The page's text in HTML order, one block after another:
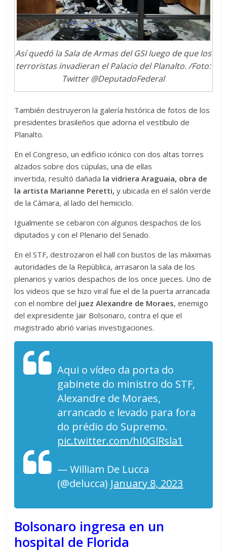
Así quedó la Sala de Armas del GSI luego de que los
terroristas invadieran el Palacio del Planalto. /Foto:
Twitter @DeputadoFederal
También destruyeron la galería histórica de fotos de los
presidentes brasileños que adorna el vestíbulo de
Planalto.
En el Congreso, un edificio icónico con dos altas torres
alzados sobre dos cúpulas, una de ellas
invertida, resultó dañada la vidriera Araguaia, obra de
la artista Marianne Peretti, y ubicada en el salón verde
de la Cámara, al lado del hemiciclo.
Igualmente se cebaron con algunos despachos de los
diputados y con el Plenario del Senado.
En el STF, destrozaron el hall con bustos de las máximas
autoridades de la República, arrasaron la sala de los
plenarios y varios despachos de los once jueces. Uno de
los videos que se hizo viral fue el de la puerta arrancada
con el nombre del juez Alexandre de Moraes, enemigo
del expresidente Jair Bolsonaro, contra el que el
magistrado abrió varias investigaciones.
Aqui o vídeo da porta do
gabinete do ministro do STF,
Alexandre de Moraes,
arrancado e levado para fora
do prédio do Supremo.
pic.twitter.com/hI0GlRsla1
— William De Lucca
(@delucca) January 8, 2023
Bolsonaro ingresa en un
hospital de Florida